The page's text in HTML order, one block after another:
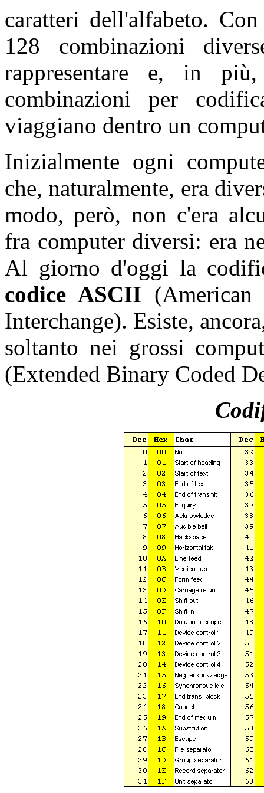
caratteri dell'alfabeto.
128 combinazioni
rappresentare e, in
combinazioni per
viaggiano dentro un
Inizialmente ogni
che, naturalmente, era
modo, però, non c'era
fra computer diversi: era
Al giorno d'oggi la
codice ASCII
Interchange). Esiste,
soltanto nei grossi
(Extended Binary Coded